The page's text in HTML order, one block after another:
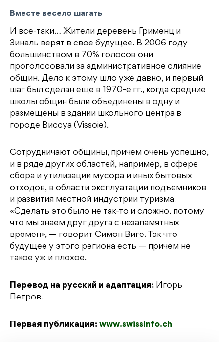
Вместе весело шагать
И все-таки… Жители деревень Грименц и
Зиналь верят в свое будущее. В 2006 году
большинством в 70% голосов они
проголосовали за административное слияние
общин. Дело к этому шло уже давно, и первый
шаг был сделан еще в 1970-е гг., когда средние
школы общин были объединены в одну и
размещены в здании школьного центра в
городе Виссуа (Vissoie).
Сотрудничают общины, причем очень успешно,
и в ряде других областей, например, в сфере
сбора и утилизации мусора и иных бытовых
отходов, в области эксплуатации подъемников
и развития местной индустрии туризма.
«Сделать это было не так-то и сложно, потому
что мы знаем друг друга с незапамятных
времен», — говорит Симон Виге. Так что
будущее у этого региона есть — причем не
такое уж и плохое.
Перевод на русский и адаптация: Игорь
Петров.
Первая публикация: www.swissinfo.ch